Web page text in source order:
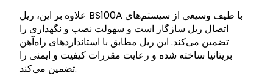
علاوه بر این، ریل BS100A با طیف وسیعی از سیستم‌های
اتصال ریل سازگار است و سهولت نصب و نگهداری را
تضمین می‌کند. این ریل مطابق با استانداردهای راه‌آهن
بریتانیا ساخته شده و رعایت مقررات کیفیت و ایمنی را
تضمین می‌کند.